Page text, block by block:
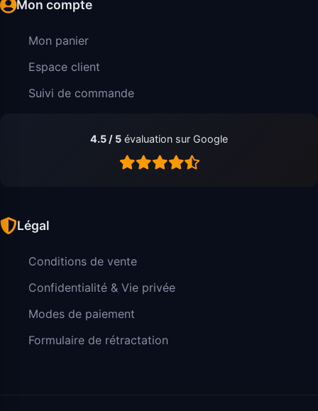
Mon compte
Mon panier
Espace client
Suivi de commande
4.5 / 5 évaluation sur Google
Légal
Conditions de vente
Confidentialité & Vie privée
Modes de paiement
Formulaire de rétractation